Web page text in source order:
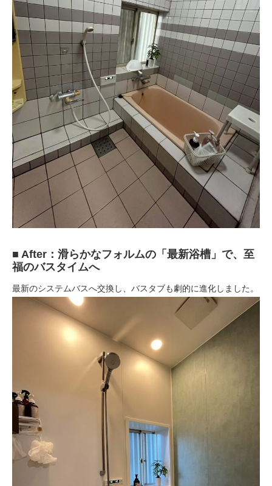
■ After：滑らかなフォルムの「最新浴槽」で、至
福のバスタイムへ
最新のシステムバスへ交換し、バスタブも劇的に進化しました。